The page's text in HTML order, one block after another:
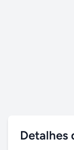
Detalhes